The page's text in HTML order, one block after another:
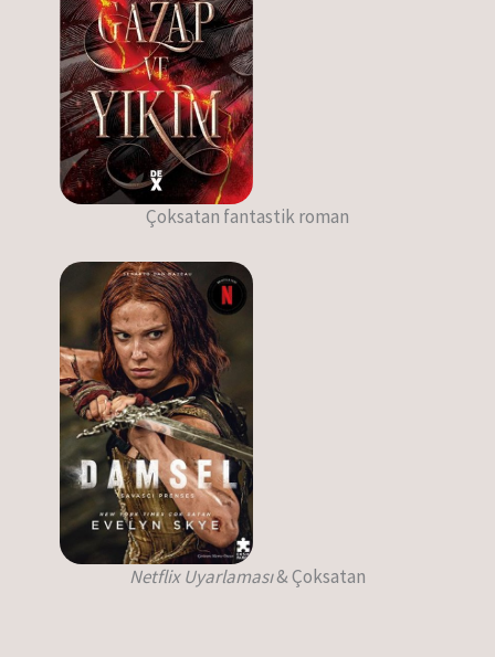
Çoksatan fantastik roman
Netflix Uyarlaması& Çoksatan